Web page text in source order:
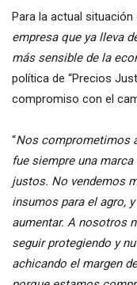
Para la actual situación
empresa que ya lleva
más sensible de la
política de “Precios
compromiso con el
“Nos comprometimos
fue siempre una
justos. No vendemos
insumos para el agro,
aumentar. A nosotros
seguir protegiendo y
achicando el margen